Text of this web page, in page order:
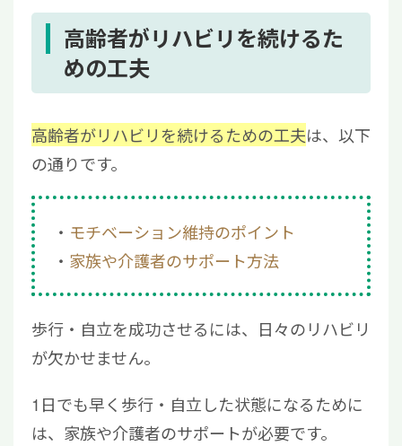
高齢者がリハビリを続けるた
めの工夫
高齢者がリハビリを続けるための工夫は、以下
の通りです。
モチベーション維持のポイント
家族や介護者のサポート方法
歩行・自立を成功させるには、日々のリハビリ
が欠かせません。
1日でも早く歩行・自立した状態になるために
は、家族や介護者のサポートが必要です。